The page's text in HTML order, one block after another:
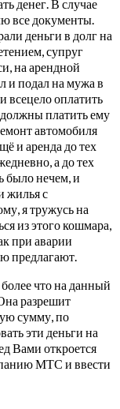
денег. В случае
все документы.
деньги в долг на
супруг
на арендной
и подал на мужа в
всецело оплатить
должны платить ему
автомобиля
и аренда до тех
а до тех
было нечем, и
жилья с
я тружусь на
из этого кошмара,
при аварии
предлагают.
что на данный
разрешит
сумму, по
эти деньги на
Вами откроется
МТС и ввести